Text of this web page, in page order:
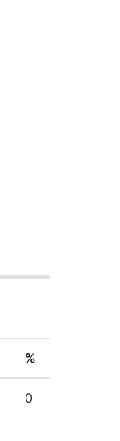
%
0